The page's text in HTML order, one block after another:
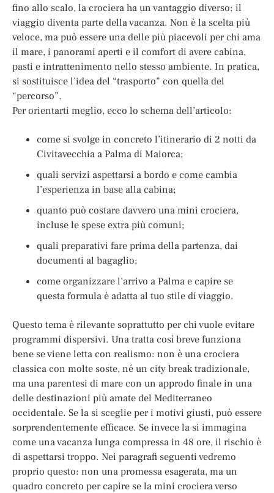
fino allo scalo, la crociera ha un vantaggio diverso: il
viaggio diventa parte della vacanza. Non è la scelta più
veloce, ma può essere una delle più piacevoli per chi ama
il mare, i panorami aperti e il comfort di avere cabina,
pasti e intrattenimento nello stesso ambiente. In pratica,
si sostituisce l’idea del “trasporto” con quella del
“percorso”.
Per orientarti meglio, ecco lo schema dell’articolo:
come si svolge in concreto l’itinerario di 2 notti da
Civitavecchia a Palma di Maiorca;
quali servizi aspettarsi a bordo e come cambia
l’esperienza in base alla cabina;
quanto può costare davvero una mini crociera,
incluse le spese extra più comuni;
quali preparativi fare prima della partenza, dai
documenti al bagaglio;
come organizzare l’arrivo a Palma e capire se
questa formula è adatta al tuo stile di viaggio.
Questo tema è rilevante soprattutto per chi vuole evitare
programmi dispersivi. Una tratta così breve funziona
bene se viene letta con realismo: non è una crociera
classica con molte soste, né un city break tradizionale,
ma una parentesi di mare con un approdo finale in una
delle destinazioni più amate del Mediterraneo
occidentale. Se la si sceglie per i motivi giusti, può essere
sorprendentemente efficace. Se invece la si immagina
come una vacanza lunga compressa in 48 ore, il rischio è
di aspettarsi troppo. Nei paragrafi seguenti vedremo
proprio questo: non una promessa esagerata, ma un
quadro concreto per capire se la mini crociera verso